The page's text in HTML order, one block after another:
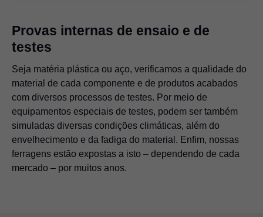
Provas internas de ensaio e de
testes
Seja matéria plástica ou aço, verificamos a qualidade do
material de cada componente e de produtos acabados
com diversos processos de testes. Por meio de
equipamentos especiais de testes, podem ser também
simuladas diversas condições climáticas, além do
envelhecimento e da fadiga do material. Enfim, nossas
ferragens estão expostas a isto – dependendo de cada
mercado – por muitos anos.